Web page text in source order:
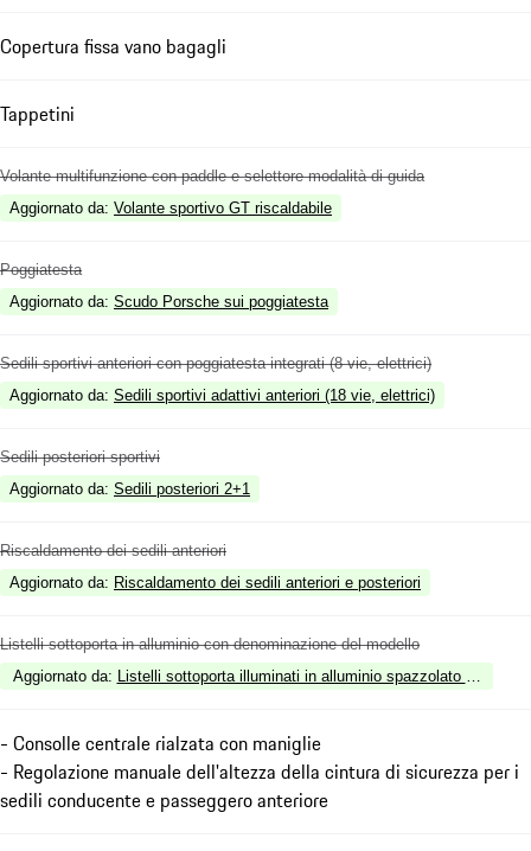
Copertura fissa vano bagagli
Tappetini
Volante multifunzione con paddle e selettore modalità di guida
Aggiornato da: Volante sportivo GT riscaldabile
Poggiatesta
Aggiornato da: Scudo Porsche sui poggiatesta
Sedili sportivi anteriori con poggiatesta integrati (8 vie, elettrici)
Aggiornato da: Sedili sportivi adattivi anteriori (18 vie, elettrici)
Sedili posteriori sportivi
Aggiornato da: Sedili posteriori 2+1
Riscaldamento dei sedili anteriori
Aggiornato da: Riscaldamento dei sedili anteriori e posteriori
Listelli sottoporta in alluminio con denominazione del modello
Aggiornato da: Listelli sottoporta illuminati in alluminio spazzolato nero
- Consolle centrale rialzata con maniglie
- Regolazione manuale dell'altezza della cintura di sicurezza per i
sedili conducente e passeggero anteriore